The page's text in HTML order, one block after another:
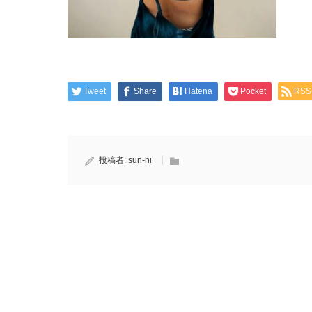
Tweet Share Hatena Pocket RSS
投稿者: sun-hi